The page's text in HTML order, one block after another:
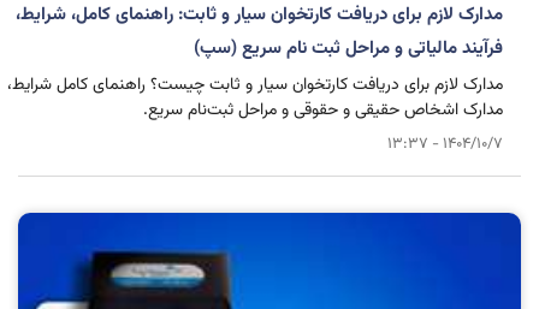
مدارک لازم برای دریافت کارتخوان سیار و ثابت: راهنمای کامل، شرایط،
فرآیند مالیاتی و مراحل ثبت نام سریع (سپ)
مدارک لازم برای دریافت کارتخوان سیار و ثابت چیست؟ راهنمای کامل شرایط،
مدارک اشخاص حقیقی و حقوقی و مراحل ثبت‌نام سریع.
1404/10/7 - 13:37